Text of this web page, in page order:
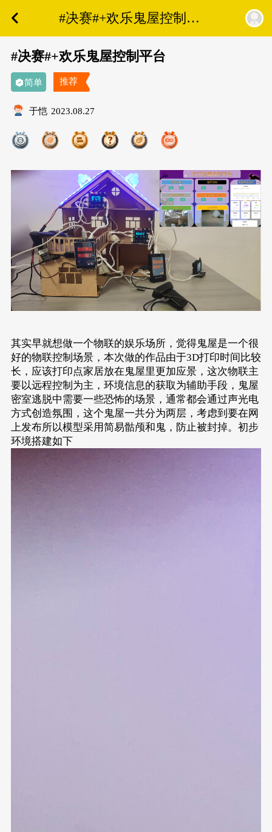
#决赛#+欢乐鬼屋控制平
台
#决赛#+欢乐鬼屋控制平台
简单 推荐
于恺 2023.08.27
其实早就想做一个物联的娱乐场所，觉得鬼屋是一个很
好的物联控制场景，本次做的作品由于3D打印时间比较
长，应该打印点家居放在鬼屋里更加应景，这次物联主
要以远程控制为主，环境信息的获取为辅助手段，鬼屋
密室逃脱中需要一些恐怖的场景，通常都会通过声光电
方式创造氛围，这个鬼屋一共分为两层，考虑到要在网
上发布所以模型采用简易骷颅和鬼，防止被封掉。初步
环境搭建如下